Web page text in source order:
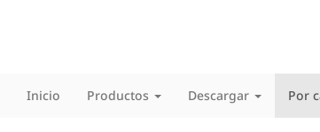
Inicio Productos Descargar Por